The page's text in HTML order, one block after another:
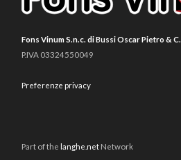
Fons Vinum S.n.c. di Bussi Oscar Pietro & C.
P.IVA 03324550049
Preferenze privacy
Part of the langhe.net Network